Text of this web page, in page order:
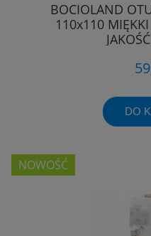
BOCIOLAND
110x110
DO
NOWOŚĆ